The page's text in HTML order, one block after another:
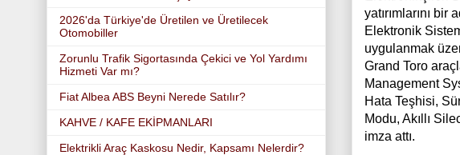
yatırımlarını
Elektronik
uygulanmak
Grand Toro
Management
Hata Teşhisi,
Modu, Akıllı
imza attı.
2026'da Türkiye'de Üretilen ve Üretilecek
Otomobiller
Zorunlu Trafik Sigortasında Çekici ve Yol Yardımı
Hizmeti Var mı?
Fiat Albea ABS Beyni Nerede Satılır?
KAHVE / KAFE EKİPMANLARI
Elektrikli Araç Kaskosu Nedir, Kapsamı Nelerdir?